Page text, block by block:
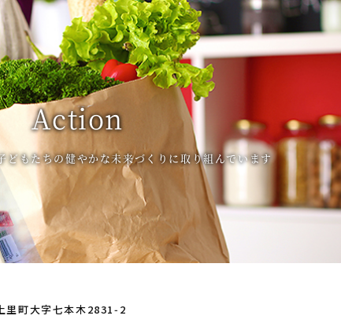
Action
どもたちの健やかな未来づくりに取り組んでいます
町大字七本木2831‑2